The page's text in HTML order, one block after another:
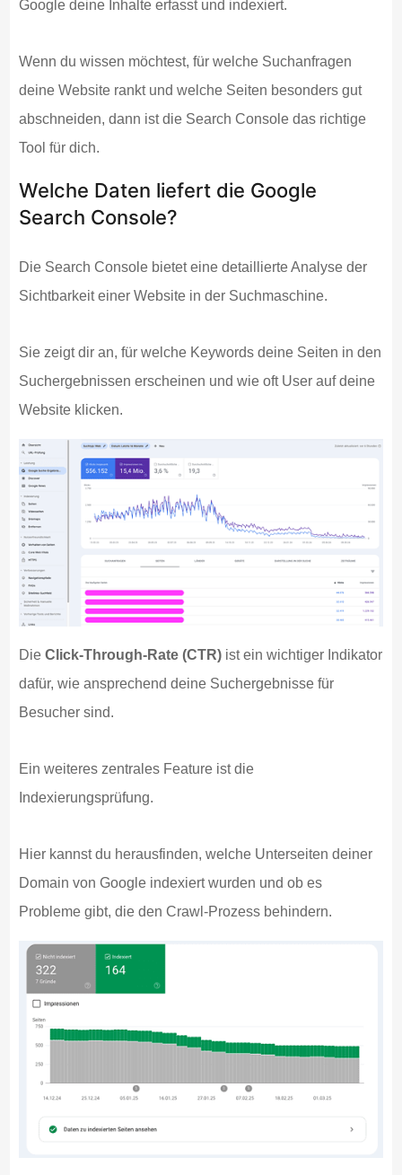
Google deine Inhalte erfasst und indexiert.
Wenn du wissen möchtest, für welche Suchanfragen
deine Website rankt und welche Seiten besonders gut
abschneiden, dann ist die Search Console das richtige
Tool für dich.
Welche Daten liefert die Google
Search Console?
Die Search Console bietet eine detaillierte Analyse der
Sichtbarkeit einer Website in der Suchmaschine.
Sie zeigt dir an, für welche Keywords deine Seiten in den
Suchergebnissen erscheinen und wie oft User auf deine
Website klicken.
DieClick-Through-Rate (CTR) ist ein wichtiger Indikator
dafür, wie ansprechend deine Suchergebnisse für
Besucher sind.
Ein weiteres zentrales Feature ist die
Indexierungsprüfung.
Hier kannst du herausfinden, welche Unterseiten deiner
Domain von Google indexiert wurden und ob es
Probleme gibt, die den Crawl-Prozess behindern.